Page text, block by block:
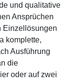
und qualitative
Ansprüchen
Einzellösungen
komplette,
Ausführung
die
oder auf zwei